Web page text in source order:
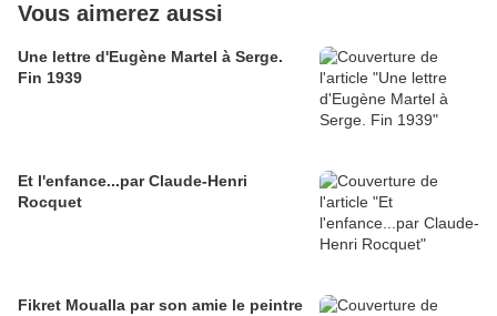
Vous aimerez aussi
Une lettre d'Eugène Martel à Serge.
Fin 1939
Et l'enfance...par Claude-Henri
Rocquet
Fikret Moualla par son amie le peintre